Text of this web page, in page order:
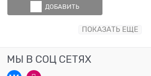
ДОБАВИТЬ
ПОКАЗАТЬ ЕЩЕ
МЫ В СОЦ СЕТЯХ